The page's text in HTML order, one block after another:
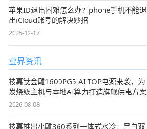
苹果ID退出困难怎么办? iphone手机不能退
出iCloud账号的解决妙招
2025-12-17
业界资讯
技嘉钛金雕1600PG5 AI TOP电源来袭，为
发烧级主机与本地AI算力打造旗舰供电方案
2026-08-08
技嘉推出小雕360系列一体式水冷：黑白双